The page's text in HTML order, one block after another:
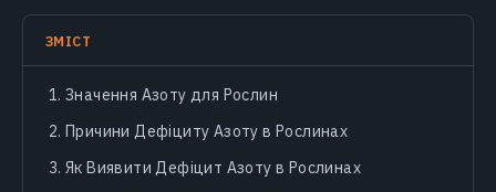
ЗМІСТ
Значення Азоту для Рослин
Причини Дефіциту Азоту в Рослинах
Як Виявити Дефіцит Азоту в Рослинах